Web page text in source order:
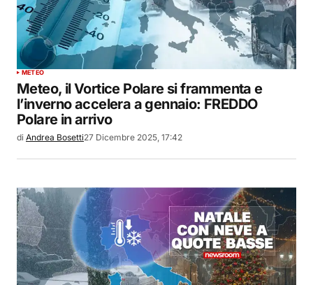
METEO
Meteo, il Vortice Polare si frammenta e
l’inverno accelera a gennaio: FREDDO
Polare in arrivo
di Andrea Bosetti27 Dicembre 2025, 17:42